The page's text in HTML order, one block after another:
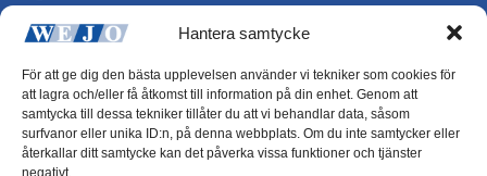
Hantera samtycke
För att ge dig den bästa upplevelsen använder vi tekniker som cookies för
att lagra och/eller få åtkomst till information på din enhet. Genom att
samtycka till dessa tekniker tillåter du att vi behandlar data, såsom
surfvanor eller unika ID:n, på denna webbplats. Om du inte samtycker eller
återkallar ditt samtycke kan det påverka vissa funktioner och tjänster
negativt.
info@wejo.se
Askims Verkstadsväg
436 34 Askim
Org.nr 556072-0244